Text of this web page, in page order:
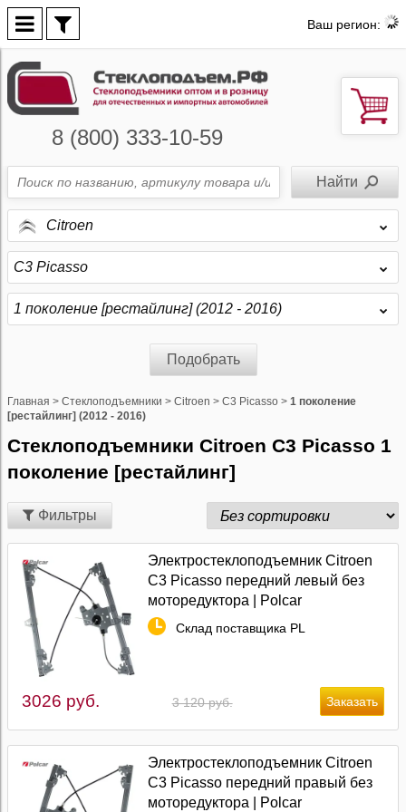
Ваш регион:
8 (800) 333-10-59
Citroen
C3 Picasso
1 поколение [рестайлинг] (2012 - 2016)
Подобрать
Главная > Стеклоподъемники > Citroen > C3 Picasso > 1 поколение
[рестайлинг] (2012 - 2016)
Стеклоподъемники Citroen C3 Picasso 1
поколение [рестайлинг]
Фильтры
Электростеклоподъемник Citroen
C3 Picasso передний левый без
моторедуктора | Polcar
Склад поставщика PL
3 120 руб.
3026 руб.
Электростеклоподъемник Citroen
C3 Picasso передний правый без
моторедуктора | Polcar